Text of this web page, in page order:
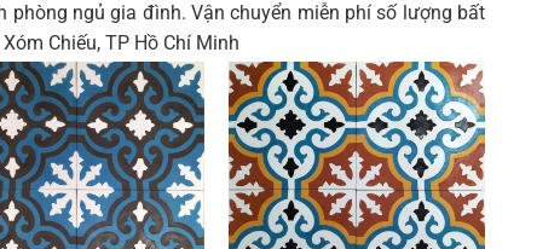
nhất
phòng ngủ gia đình. Vận chuyển miễn phí số lượng bất
Chiếu, TP Hồ Chí Minh